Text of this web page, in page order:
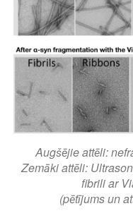
Augšējie attēli:
Zemāki attēli:
fibrili ar
(pētījums un